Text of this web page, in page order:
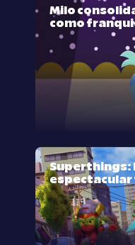
Milo
como
Superthings: